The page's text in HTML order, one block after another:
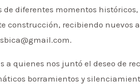
diferentes momentos
construcción, recibiendo nuevos
quienes nos juntó el deseo de
borramientos y